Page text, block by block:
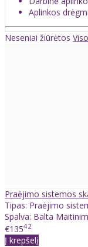
Aplinkos
Neseniai žiūrėtos
Praėjimo sistemos
Tipas: Praėjimo
Spalva: Balta
€13542
Į krepšelį